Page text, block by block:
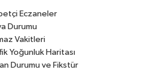
Eczaneler
Durumu
Vakitleri
Yoğunluk Haritası
Durumu ve Fikstür